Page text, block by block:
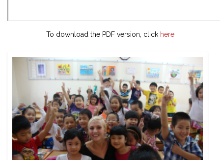
To download the PDF version, click here